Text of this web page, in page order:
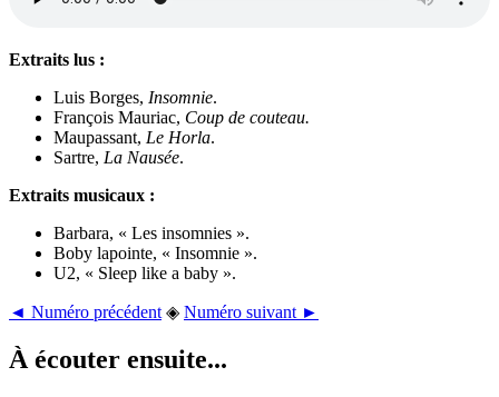
Extraits lus :
Luis Borges, Insomnie.
François Mauriac, Coup de couteau.
Maupassant, Le Horla.
Sartre, La Nausée.
Extraits musicaux :
Barbara, « Les insomnies ».
Boby lapointe, « Insomnie ».
U2, « Sleep like a baby ».
◄ Numéro précédent ◈ Numéro suivant ►
À écouter ensuite...